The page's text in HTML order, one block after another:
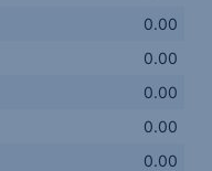
0.00
0.00
0.00
0.00
0.00